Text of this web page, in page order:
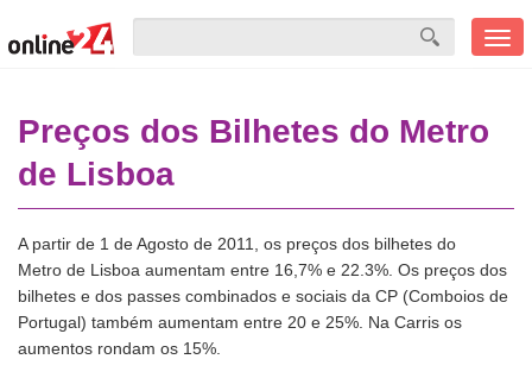
Preços dos Bilhetes do Metro
de Lisboa
A partir de 1 de Agosto de 2011, os preços dos bilhetes do
Metro de Lisboa aumentam entre 16,7% e 22.3%. Os preços dos
bilhetes e dos passes combinados e sociais da CP (Comboios de
Portugal) também aumentam entre 20 e 25%. Na Carris os
aumentos rondam os 15%.